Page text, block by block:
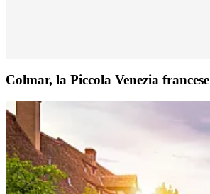
Colmar, la Piccola Venezia francese